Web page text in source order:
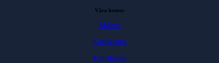
Våra kontor
Malmö
Karlskrona
Karlshamn